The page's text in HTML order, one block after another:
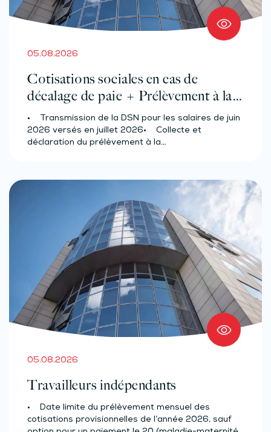
05.08.2026
Cotisations sociales en cas de
décalage de paie + Prélèvement à la
source des salariés et assimilés
(effectif d’au moins 50 salariés)
• Transmission de la DSN pour les salaires de juin
2026 versés en juillet 2026• Collecte et
déclaration du prélèvement à la…
05.08.2026
Travailleurs indépendants
• Date limite du prélèvement mensuel des
cotisations provisionnelles de l’année 2026, sauf